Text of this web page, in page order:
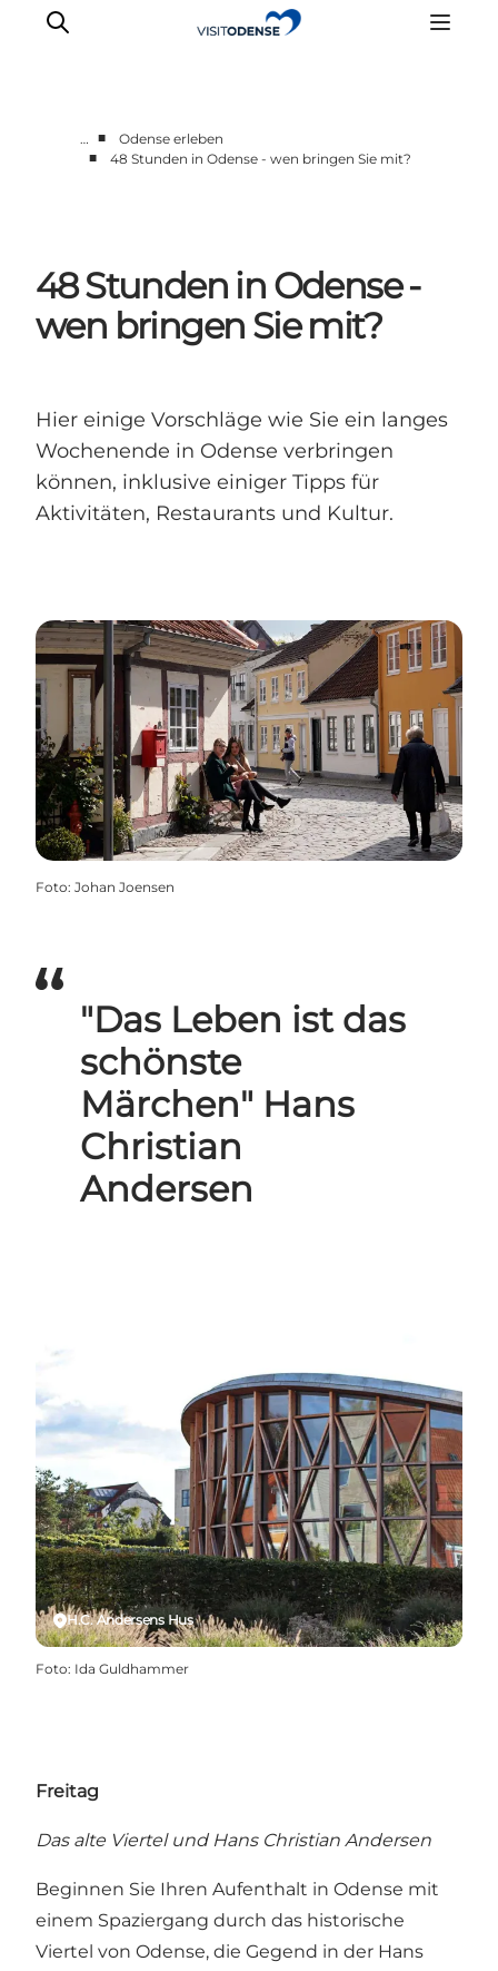
Inspiration
… ■
Odense erleben
■
48 Stunden in Odense - wen bringen Sie mit?
48 Stunden in Odense -
wen bringen Sie mit?
Hier einige Vorschläge wie Sie ein langes
Wochenende in Odense verbringen
können, inklusive einiger Tipps für
Aktivitäten, Restaurants und Kultur.
Foto: Johan Joensen
"Das Leben ist das
schönste
Märchen" Hans
Christian
Andersen
H.C. Andersens Hus
Foto: Ida Guldhammer
Freitag
Das alte Viertel und Hans Christian Andersen
Beginnen Sie Ihren Aufenthalt in Odense mit
einem Spaziergang durch das historische
Viertel von Odense, die Gegend in der Hans